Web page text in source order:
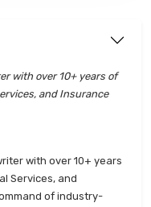
with over 10+ years of
and Insurance
with over 10+ years
Services, and
of industry-